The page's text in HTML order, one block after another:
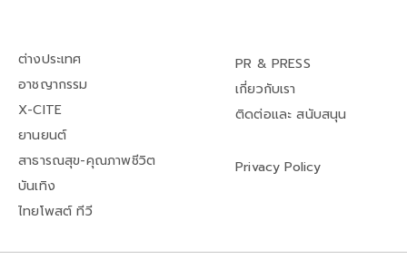
ต่างประเทศ
อาชญากรรม
X-CITE
ยานยนต์
สาธารณสุข-คุณภาพชีวิต
บันเทิง
ไทยโพสต์ ทีวี
PR & PRESS
เกี่ยวกับเรา
ติดต่อและ สนับสนุน
Privacy Policy